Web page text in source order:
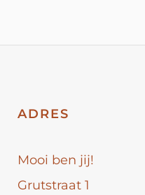
ADRES
Mooi ben jij!
Grutstraat 1